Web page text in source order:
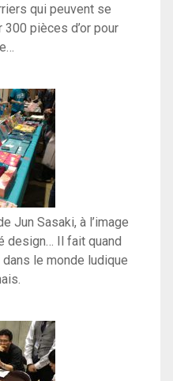
qui peuvent se
pièces d’or pour
Jun Sasaki, à l’image
design… Il fait quand
le monde ludique